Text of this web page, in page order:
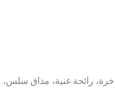
رائحة غنية، مذاق